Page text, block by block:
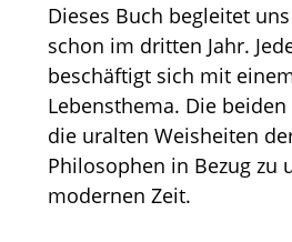
Dieses Buch begleitet
schon im dritten Jahr.
beschäftigt sich mit
Lebensthema. Die
die uralten Weisheiten
Philosophen in Bezug zu
modernen Zeit.